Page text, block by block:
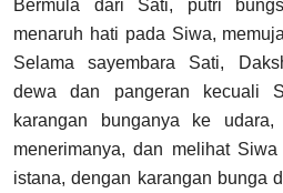
Bermula dari Sati, putri
menaruh hati pada Siwa,
Selama sayembara Sati,
dewa dan pangeran kecuali
karangan bunganya ke
menerimanya, dan melihat
istana, dengan karangan bunga